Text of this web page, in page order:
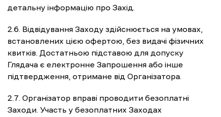
детальну інформацію про Захід.
2.6. Відвідування Заходу здійснюється на умовах,
встановлених цією офертою, без видачі фізичних
квитків. Достатньою підставою для допуску
Глядача є електронне Запрошення або інше
підтвердження, отримане від Організатора.
2.7. Організатор вправі проводити безоплатні
Заходи. Участь у безоплатних Заходах